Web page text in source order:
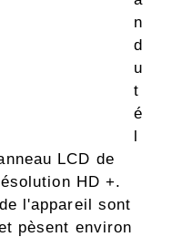
n
d
u
t
é
l
LCD de
HD +.
l'appareil sont
pèsent environ